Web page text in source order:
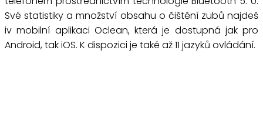
Své statistiky a množství obsahu o čištění zubů najdeš
iv mobilní aplikaci Oclean, která je dostupná jak pro
Android, tak iOS. K dispozici je také až 11 jazyků ovládání.